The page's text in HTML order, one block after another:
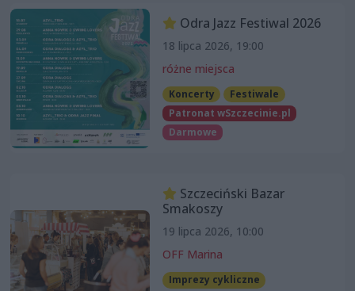
Odra Jazz Festiwal 2026
18 lipca 2026, 19:00
różne miejsca
Koncerty
Festiwale
Patronat wSzczecinie.pl
Darmowe
Szczeciński Bazar
Smakoszy
19 lipca 2026, 10:00
OFF Marina
Imprezy cykliczne